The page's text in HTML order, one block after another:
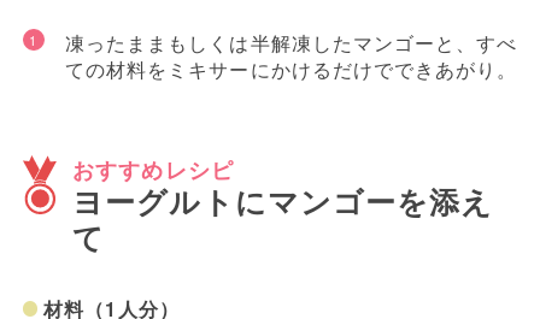
凍ったままもしくは半解凍したマンゴーと、すべ
ての材料をミキサーにかけるだけでできあがり。
おすすめレシピ
ヨーグルトにマンゴーを添え
て
材料（1人分）